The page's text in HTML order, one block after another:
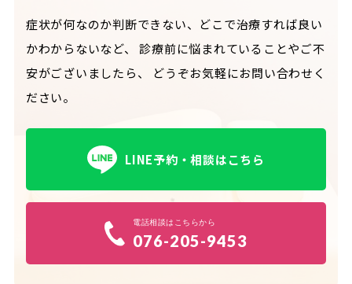
症状が何なのか判断できない、どこで治療すれば良い
かわからないなど、
診療前に悩まれていることやご不
安がございましたら、
どうぞお気軽にお問い合わせく
ださい。
LINE予約・相談はこちら
電話相談はこちらから
076-205-9453